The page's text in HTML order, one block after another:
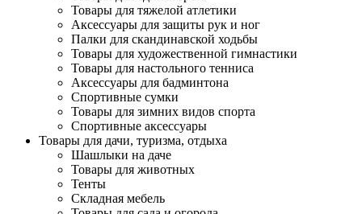
Товары для тяжелой атлетики
Аксессуары для защиты рук и ног
Палки для скандинавской ходьбы
Товары для художественной гимнастики
Товары для настольного тенниса
Аксессуары для бадминтона
Спортивные сумки
Товары для зимних видов спорта
Спортивные аксессуары
Товары для дачи, туризма, отдыха
Шашлыки на даче
Товары для животных
Тенты
Складная мебель